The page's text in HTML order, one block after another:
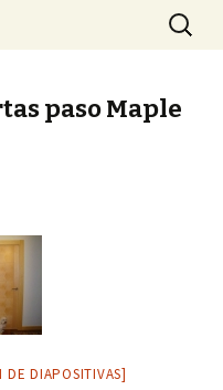
Buscar:
paso Maple
DE DIAPOSITIVAS]